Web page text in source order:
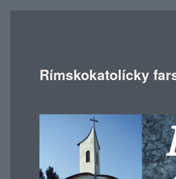
Rímskokatolícky